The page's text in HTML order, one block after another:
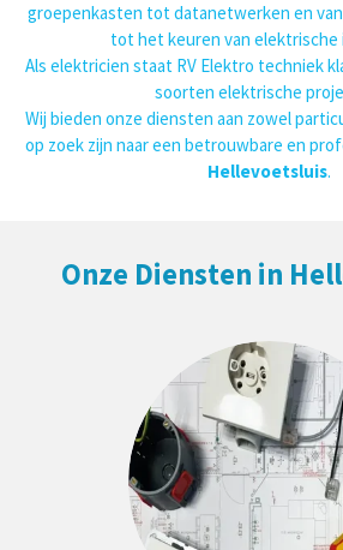
groepenkasten tot datanetwerken en
tot het keuren van elektrische
Als elektricien staat RV Elektro techniek
soorten elektrische
Wij bieden onze diensten aan zowel
op zoek zijn naar een betrouwbare en
Hellevoetsluis.
Onze Diensten in